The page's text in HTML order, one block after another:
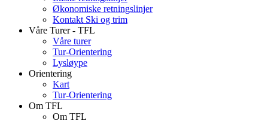
Økonomiske retningslinjer
Kontakt Ski og trim
Våre Turer - TFL
Våre turer
Tur-Orientering
Lysløype
Orientering
Kart
Tur-Orientering
Om TFL
Om TFL